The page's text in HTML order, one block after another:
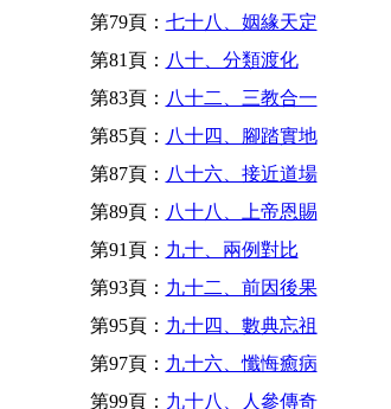
第79頁： 七十八、姻緣天定
第81頁： 八十、分類渡化
第83頁： 八十二、三教合一
第85頁： 八十四、腳踏實地
第87頁： 八十六、接近道場
第89頁： 八十八、上帝恩賜
第91頁： 九十、兩例對比
第93頁： 九十二、前因後果
第95頁： 九十四、數典忘祖
第97頁： 九十六、懺悔癒病
第99頁： 九十八、人參傳奇